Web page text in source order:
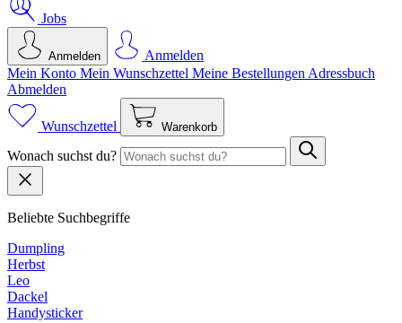
Jobs
Anmelden
Anmelden
Mein Konto Mein Wunsch­zettel Meine Bestellungen Adressbuch
Abmelden
Wunschzettel Warenkorb
Wonach suchst du?
Beliebte Suchbegriffe
Dumpling
Herbst
Leo
Dackel
Handysticker